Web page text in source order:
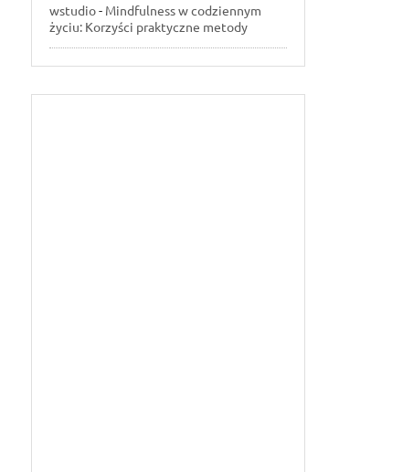
wstudio- Mindfulness w codziennym
życiu: Korzyści praktyczne metody